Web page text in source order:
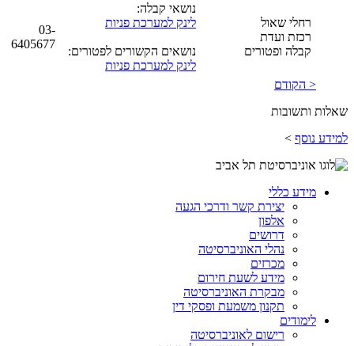
רחלי שאול
רכזת ועדת
קבלה ופטורים
נושאי קבלה:
לינק למערכת פניות
נושאים הקשורים לפטורים:
לינק למערכת פניות
03-
6405677
< הקודם
שאלות ותשובות
למידע נוסף >
מידע כללי
יצירת קשר ודרכי הגעה
אלפון
דרושים
נהלי האוניברסיטה
מכרזים
מידע לשעת חירום
מבקרת האוניברסיטה
תקנון משמעת ופסקי דין
לימודים
רישום לאוניברסיטה